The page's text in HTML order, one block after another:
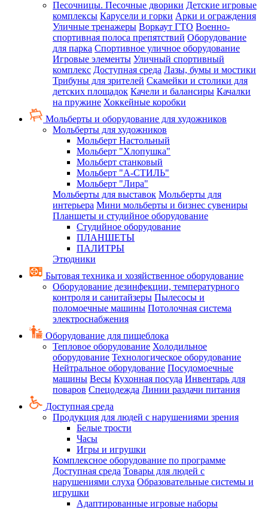
Песочницы. Песочные дворики Детские игровые
комплексы Карусели и горки Арки и ограждения
Уличные тренажеры Воркаут ГТО Военно-
спортивная полоса препятствий Оборудование
для парка Спортивное уличное оборудование
Игровые элементы Уличный спортивный
комплекс Доступная среда Лазы, бумы и мостики
Трибуны для зрителей Скамейки и столики для
детских площадок Качели и балансиры Качалки
на пружине Хоккейные коробки
Мольберты и оборудование для художников
Мольберты для художников
Мольберт Настольный
Мольберт "Хлопушка"
Мольберт станковый
Мольберт "А-СТИЛЬ"
Мольберт "Лира"
Мольберты для выставок Мольберты для
интерьера Мини мольберты и бизнес сувениры
Планшеты и студийное оборудование
Студийное оборудование
ПЛАНШЕТЫ
ПАЛИТРЫ
Этюдники
Бытовая техника и хозяйственное оборудование
Оборудование дезинфекции, температурного
контроля и санитайзеры Пылесосы и
поломоечные машины Потолочная система
электроснабжения
Оборудование для пищеблока
Тепловое оборудование Холодильное
оборудование Технологическое оборудование
Нейтральное оборудование Посудомоечные
машины Весы Кухонная посуда Инвентарь для
поваров Спецодежда Линии раздачи питания
Доступная среда
Продукция для людей с нарушениями зрения
Белые трости
Часы
Игры и игрушки
Комплексное оборудование по программе
Доступная среда Товары для людей с
нарушениями слуха Образовательные системы и
игрушки
Адаптированные игровые наборы